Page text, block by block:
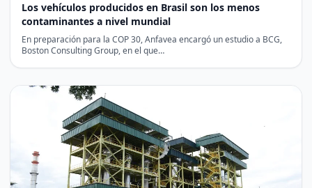
Los vehículos producidos en Brasil son los menos
contaminantes a nivel mundial
En preparación para la COP 30, Anfavea encargó un estudio a BCG,
Boston Consulting Group, en el que…